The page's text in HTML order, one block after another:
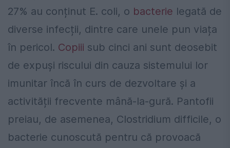
27% au conținut E. coli, o bacterie legată de
diverse infecții, dintre care unele pun viața
în pericol. Copiii sub cinci ani sunt deosebit
de expuși riscului din cauza sistemului lor
imunitar încă în curs de dezvoltare și a
activității frecvente mână-la-gură. Pantofii
preiau, de asemenea, Clostridium difficile, o
bacterie cunoscută pentru că provoacă